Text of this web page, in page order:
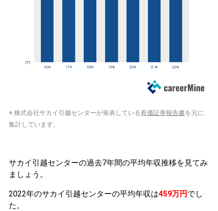
※ 株式会社サカイ引越センターが発表している有価証券報告書を元に
集計しています。
サカイ引越センターの過去7年間の平均年収推移を見てみ
ましょう。
2022年のサカイ引越センターの平均年収は459万円 でし
た。